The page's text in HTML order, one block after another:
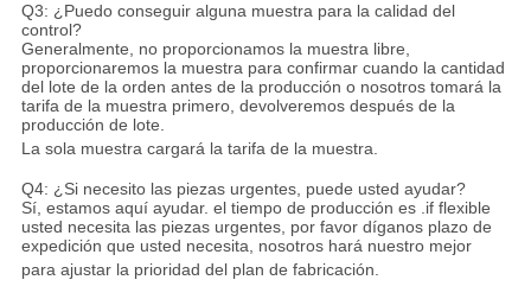
Q3: ¿Puedo conseguir alguna muestra para la calidad del
control?
Generalmente, no proporcionamos la muestra libre,
proporcionaremos la muestra para confirmar cuando la cantidad
del lote de la orden antes de la producción o nosotros tomará la
tarifa de la muestra primero, devolveremos después de la
producción de lote.
La sola muestra cargará la tarifa de la muestra.
Q4: ¿Si necesito las piezas urgentes, puede usted ayudar?
Sí, estamos aquí ayudar. el tiempo de producción es .if flexible
usted necesita las piezas urgentes, por favor díganos plazo de
expedición que usted necesita, nosotros hará nuestro mejor
para ajustar la prioridad del plan de fabricación.